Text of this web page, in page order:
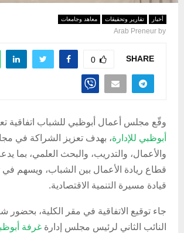
أخبار تقارير وتحقيقات معاهد وجامعات
by
Arab Preneur
SHARE
0
وقّع مجلس أعمال أبوظبي للشباب اتفاقية
أبوظبي للإدارة، بهدف تعزيز الشراكة في
والأعمال، والتدريب، والبحث العلمي، بما
قطاع ريادة الأعمال بين الشباب، ويسهم
قيادة مسيرة التنمية الاقتصادية.
جاء توقيع الاتفاقية في مقر الكلية،
النائب الثاني لرئيس مجلس إدارة غرفة